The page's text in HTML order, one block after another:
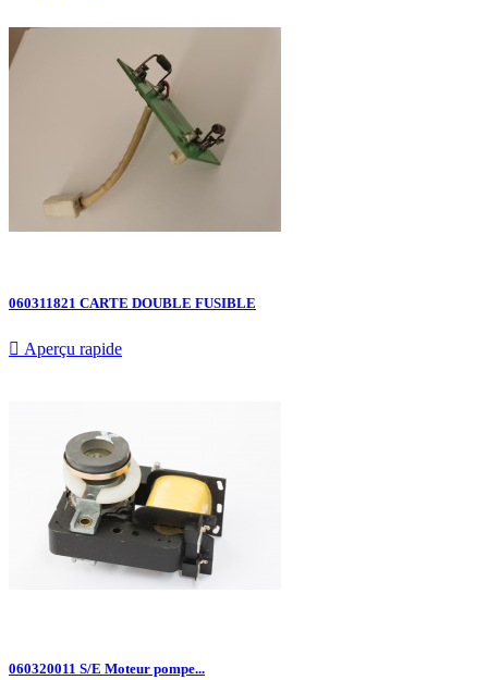
060311821 CARTE DOUBLE FUSIBLE
 Aperçu rapide
060320011 S/E Moteur pompe...